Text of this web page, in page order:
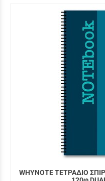
WHYNOTE ΤΕΤΡΑΔΙΟ